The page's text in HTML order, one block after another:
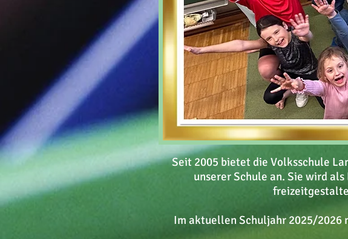
Seit 2005 bietet die Volksschule
unserer Schule an. Sie wird
Im aktuellen Schuljahr 2025/2026